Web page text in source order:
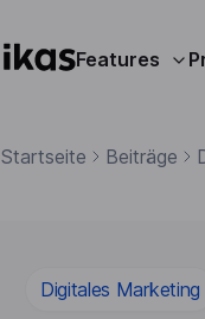
Features
Startseite Beiträge
Digitales Marketing